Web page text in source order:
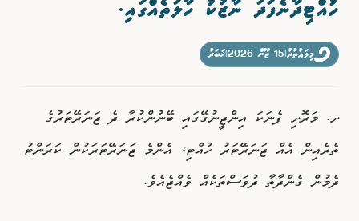
ވާހަކަ
ފޮޓޯއިން ޚަބަރު
ހުއްޓިދާނެފަދަ ނާޒުކު ހާލަތެއްގައި.
މިލައުތުރު 15 ޖޫން 2026 ޚަބަރު
ށ. މަރޮށި ފެނަކަ އިންޖީނުގޭގައި ބޭނުންކުރާ ދެ ޖަނަރޭޓަރުގެ
ތެރެއިން އެއް ޖަނަރޭޓަރު ހުއްޓި، އެންމެ ޖަނަރޭޓަރަކުން ކަރަންޓު
ދެމުން ގެންދާތާ ދުވަސްތަކެއް ވެއްޖެއެވެ.